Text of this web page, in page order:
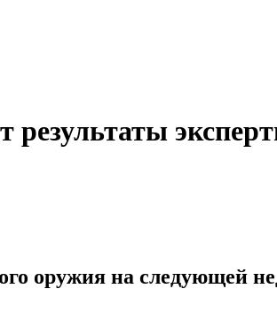
оружия на следующей